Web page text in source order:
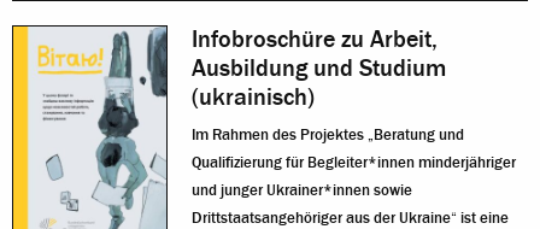
Infobroschüre zu Arbeit,
Ausbildung und Studium
(ukrainisch)
Im Rahmen des Projektes „Beratung und
Qualifizierung für Begleiter*innen minderjähriger
und junger Ukrainer*innen sowie
Drittstaatsangehöriger aus der Ukraine“ ist eine